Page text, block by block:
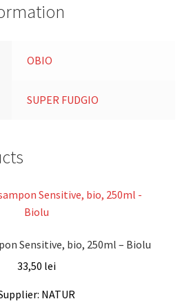
OBIO
SUPER FUDGIO
Sensitive, bio, 250ml – Biolu
33,50 lei
NATUR